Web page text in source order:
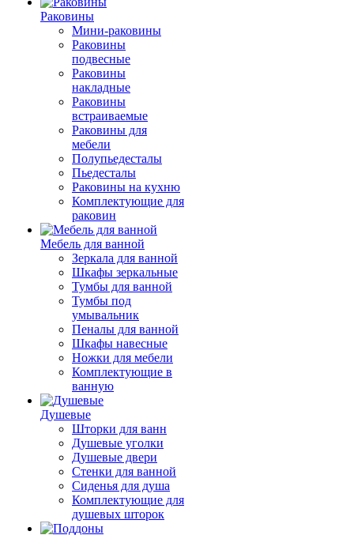
Раковины
Мини-раковины
Раковины
подвесные
Раковины
накладные
Раковины
встраиваемые
Раковины для
мебели
Полупьедесталы
Пьедесталы
Раковины на кухню
Комплектующие для
раковин
Мебель для ванной
Зеркала для ванной
Шкафы зеркальные
Тумбы для ванной
Тумбы под
умывальник
Пеналы для ванной
Шкафы навесные
Ножки для мебели
Комплектующие в
ванную
Душевые
Шторки для ванн
Душевые уголки
Душевые двери
Стенки для ванной
Сиденья для душа
Комплектующие для
душевых шторок